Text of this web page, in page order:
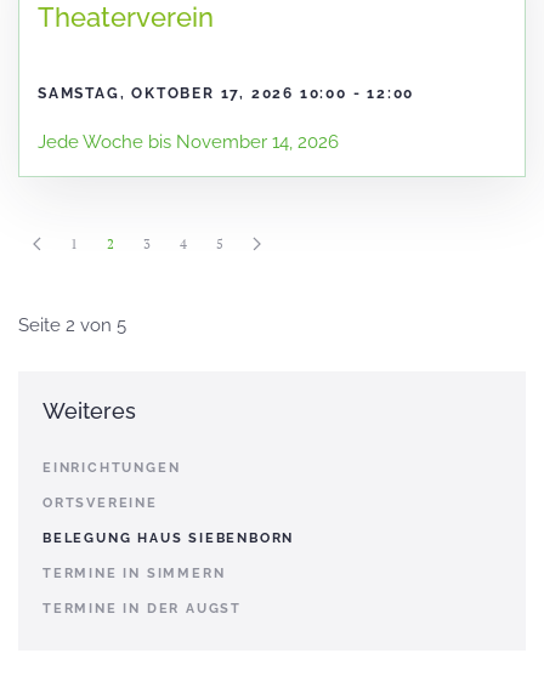
Theaterverein
SAMSTAG, OKTOBER 17, 2026 10:00 - 12:00
Jede Woche bis November 14, 2026
1 2 3 4 5
Seite 2 von 5
Weiteres
EINRICHTUNGEN
ORTSVEREINE
BELEGUNG HAUS SIEBENBORN
TERMINE IN SIMMERN
TERMINE IN DER AUGST